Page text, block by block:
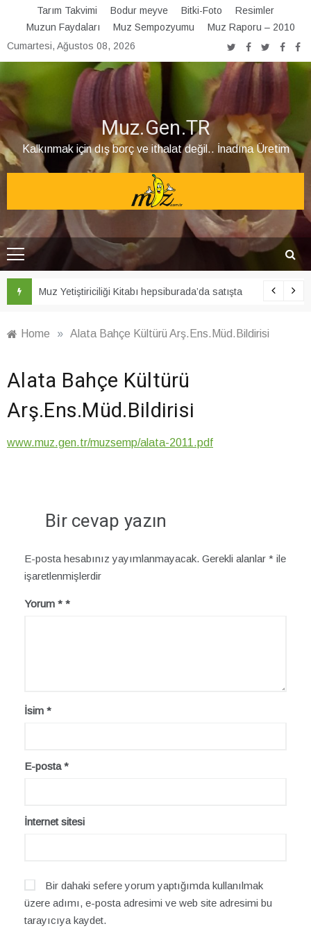
content
Tarım Takvimi Bodur meyve Bitki-Foto
Resimler
Muzun Faydaları
Muz Sempozyumu
Muz Raporu – 2010
Cumartesi, Ağustos 08, 2026
Muz.Gen.TR
Kalkınmak için dış borç ve ithalat değil.. İnadına Üretim
Şubat ayı Muz Bülteni yayınlandı
Home » Alata Bahçe Kültürü Arş.Ens.Müd.Bildirisi
Alata Bahçe Kültürü
Arş.Ens.Müd.Bildirisi
www.muz.gen.tr/muzsemp/alata-2011.pdf
Bir cevap yazın
E-posta hesabınız yayımlanmayacak. Gerekli alanlar * ile
işaretlenmişlerdir
Yorum *
İsim *
E-posta*
İnternet sitesi
Bir dahaki sefere yorum yaptığımda kullanılmak
üzere adımı, e-posta adresimi ve web site adresimi bu
tarayıcıya kaydet.